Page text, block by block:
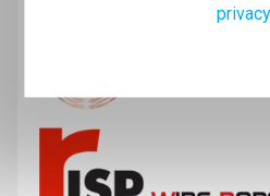
privacy